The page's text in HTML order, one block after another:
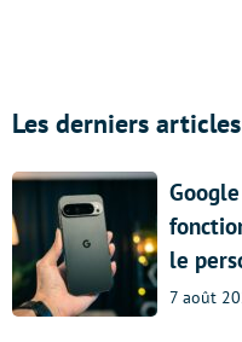
Les derniers articles
le
7 août